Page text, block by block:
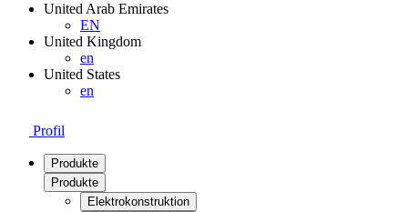
United Arab Emirates
EN
United Kingdom
en
United States
en
Profil
Produkte
Produkte
Elektrokonstruktion